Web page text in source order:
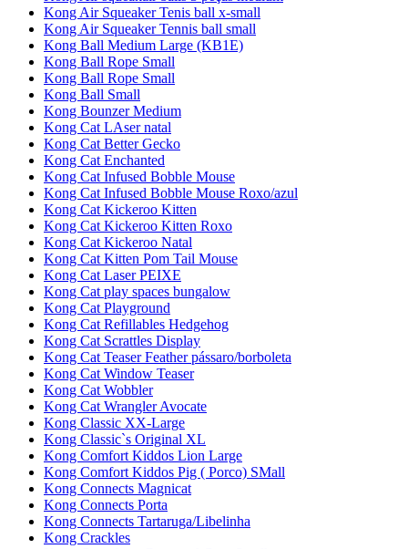
Kong Air Squeaker Tenis ball x-small
Kong Air Squeaker Tennis ball small
Kong Ball Medium Large (KB1E)
Kong Ball Rope Small
Kong Ball Rope Small
Kong Ball Small
Kong Bounzer Medium
Kong Cat LAser natal
Kong Cat Better Gecko
Kong Cat Enchanted
Kong Cat Infused Bobble Mouse
Kong Cat Infused Bobble Mouse Roxo/azul
Kong Cat Kickeroo Kitten
Kong Cat Kickeroo Kitten Roxo
Kong Cat Kickeroo Natal
Kong Cat Kitten Pom Tail Mouse
Kong Cat Laser PEIXE
Kong Cat play spaces bungalow
Kong Cat Playground
Kong Cat Refillables Hedgehog
Kong Cat Scrattles Display
Kong Cat Teaser Feather pássaro/borboleta
Kong Cat Window Teaser
Kong Cat Wobbler
Kong Cat Wrangler Avocate
Kong Classic XX-Large
Kong Classic`s Original XL
Kong Comfort Kiddos Lion Large
Kong Comfort Kiddos Pig ( Porco) SMall
Kong Connects Magnicat
Kong Connects Porta
Kong Connects Tartaruga/Libelinha
Kong Crackles